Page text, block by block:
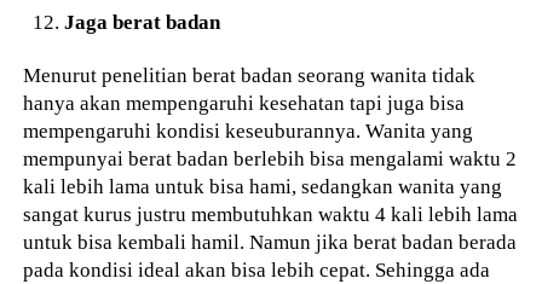
Jaga berat badan
Menurut penelitian berat badan seorang wanita tidak
hanya akan mempengaruhi kesehatan tapi juga bisa
mempengaruhi kondisi keseuburannya. Wanita yang
mempunyai berat badan berlebih bisa mengalami waktu 2
kali lebih lama untuk bisa hami, sedangkan wanita yang
sangat kurus justru membutuhkan waktu 4 kali lebih lama
untuk bisa kembali hamil. Namun jika berat badan berada
pada kondisi ideal akan bisa lebih cepat. Sehingga ada